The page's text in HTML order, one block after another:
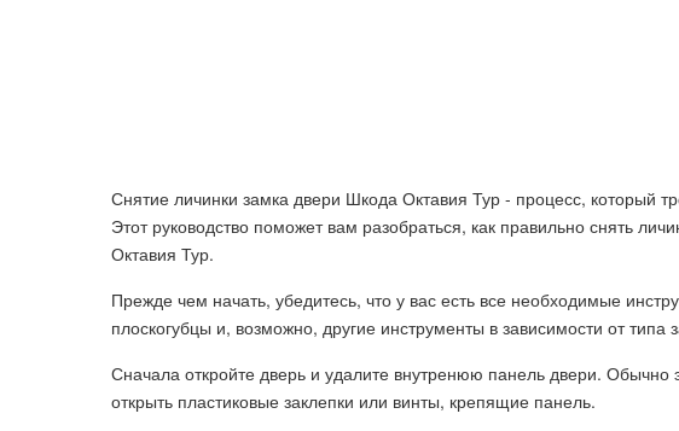
Снятие личинки замка двери Шкода Октавия Тур - процесс, который
Этот руководство поможет вам разобраться, как правильно снять
Октавия Тур.
Прежде чем начать, убедитесь, что у вас есть все необходимые
плоскогубцы и, возможно, другие инструменты в зависимости от типа
Сначала откройте дверь и удалите внутренюю панель двери. Обычно
открыть пластиковые заклепки или винты, крепящие панель.